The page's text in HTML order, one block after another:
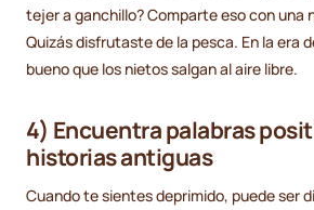
tejer a ganchillo? Comparte eso con una
Quizás disfrutaste de la pesca. En la era
bueno que los nietos salgan al aire libre.
4) Encuentra palabras
historias antiguas
Cuando te sientes deprimido, puede ser